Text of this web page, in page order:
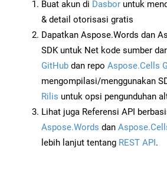
Buat akun di Dasbor untuk
& detail otorisasi gratis
Dapatkan Aspose.Words dan
SDK untuk Net kode sumber
GitHub dan repo Aspose.Cells
mengompilasi/menggunakan
Rilis untuk opsi pengunduhan
Lihat juga Referensi API
Aspose.Words dan
lebih lanjut tentang REST API.